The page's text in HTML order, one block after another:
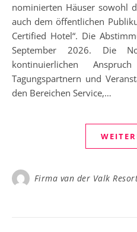
nominierten Häuser sowohl
auch dem öffentlichen
Certified Hotel“. Die
September 2026. Die
kontinuierlichen
Tagungspartnern und
den Bereichen Service,…
Firma van der Valk